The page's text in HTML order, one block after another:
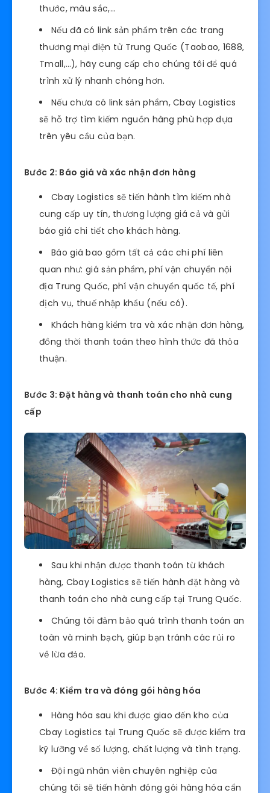
thước, màu sắc,…
Nếu đã có link sản phẩm trên các trang
thương mại điện tử Trung Quốc (Taobao, 1688,
Tmall,…), hãy cung cấp cho chúng tôi để quá
trình xử lý nhanh chóng hơn.
Nếu chưa có link sản phẩm, Cbay Logistics
sẽ hỗ trợ tìm kiếm nguồn hàng phù hợp dựa
trên yêu cầu của bạn.
Bước 2: Báo giá và xác nhận đơn hàng
Cbay Logistics sẽ tiến hành tìm kiếm nhà
cung cấp uy tín, thương lượng giá cả và gửi
báo giá chi tiết cho khách hàng.
Báo giá bao gồm tất cả các chi phí liên
quan như: giá sản phẩm, phí vận chuyển nội
địa Trung Quốc, phí vận chuyển quốc tế, phí
dịch vụ, thuế nhập khẩu (nếu có).
Khách hàng kiểm tra và xác nhận đơn hàng,
đồng thời thanh toán theo hình thức đã thỏa
thuận.
Bước 3: Đặt hàng và thanh toán cho nhà cung
cấp
Sau khi nhận được thanh toán từ khách
hàng, Cbay Logistics sẽ tiến hành đặt hàng và
thanh toán cho nhà cung cấp tại Trung Quốc.
Chúng tôi đảm bảo quá trình thanh toán an
toàn và minh bạch, giúp bạn tránh các rủi ro
về lừa đảo.
Bước 4: Kiểm tra và đóng gói hàng hóa
Hàng hóa sau khi được giao đến kho của
Cbay Logistics tại Trung Quốc sẽ được kiểm tra
kỹ lưỡng về số lượng, chất lượng và tình trạng.
Đội ngũ nhân viên chuyên nghiệp của
chúng tôi sẽ tiến hành đóng gói hàng hóa cẩn